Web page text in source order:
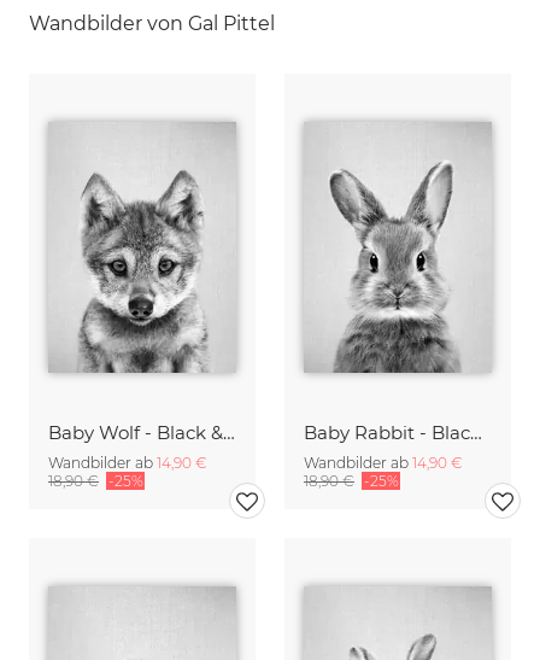
Wandbilder von Gal Pittel
Baby Wolf - Black & White
Wandbilder ab 14,90 €
18,90 € -25%
Baby Rabbit - Black & White
Wandbilder ab 14,90 €
18,90 € -25%